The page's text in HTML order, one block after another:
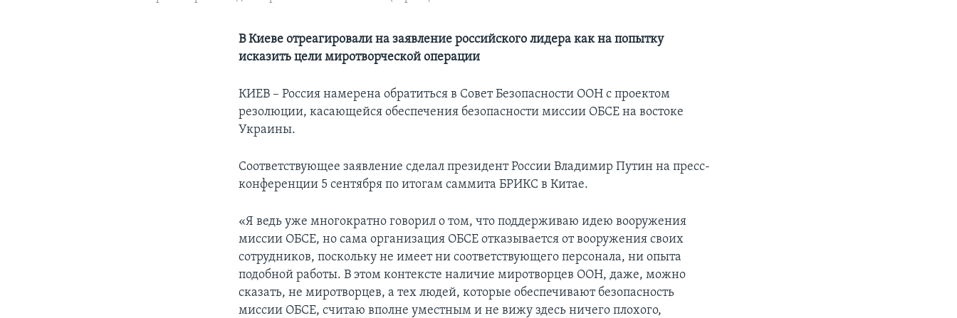
В Киеве отреагировали на заявление российского лидера как на попытку
исказить цели миротворческой операции
КИЕВ – Россия намерена обратиться в Совет Безопасности ООН с проектом
резолюции, касающейся обеспечения безопасности миссии ОБСЕ на востоке
Украины.
Соответствующее заявление сделал президент России Владимир Путин на пресс-
конференции 5 сентября по итогам саммита БРИКС в Китае.
«Я ведь уже многократно говорил о том, что поддерживаю идею вооружения
миссии ОБСЕ, но сама организация ОБСЕ отказывается от вооружения своих
сотрудников, поскольку не имеет ни соответствующего персонала, ни опыта
подобной работы. В этом контексте наличие миротворцев ООН, даже, можно
сказать, не миротворцев, а тех людей, которые обеспечивают безопасность
миссии ОБСЕ, считаю вполне уместным и не вижу здесь ничего плохого,